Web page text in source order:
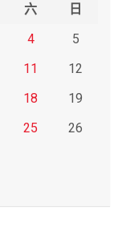
六
日
4
5
11
12
18
19
25
26